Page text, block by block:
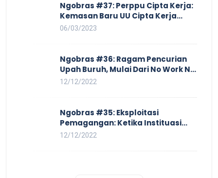
Ngobras #37: Perppu Cipta Kerja:
Kemasan Baru UU Cipta Kerja
yang Semakin Merugikan Buruh
06/03/2023
Ngobras #36: Ragam Pencurian
Upah Buruh, Mulai Dari No Work No
Pay Hingga Skorsing
12/12/2022
Ngobras #35: Eksploitasi
Pemagangan: Ketika Instituasi
Pendidikan Tunduk pada Hilir
12/12/2022